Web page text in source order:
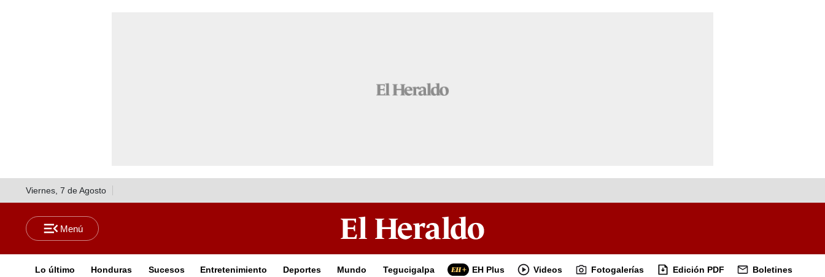
Viernes, 7 de Agosto
Lo último Honduras Sucesos Entretenimiento Deportes Mundo Tegucigalpa EH Plus Videos Fotogalerías Edición PDF Boletines